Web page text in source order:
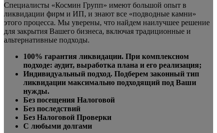
Специалисты «Космин Групп» имеют большой опыт в
ликвидации фирм и ИП, и знают все «подводные камни»
этого процесса. Мы уверены, что найдем наилучшее решение
для закрытия Вашего бизнеса, включая традиционные и
альтернативные подходы.
100% гарантия ликвидации. При комплексном
подходе: аудит, выработка плана и его реализация;
Индивидуальный подход. Подберем законный тип
ликвидации максимально подходящий под Ваши
нужды.
Без посещения Налоговой
Без последствий
Без Налоговой Проверки
С любыми долгами